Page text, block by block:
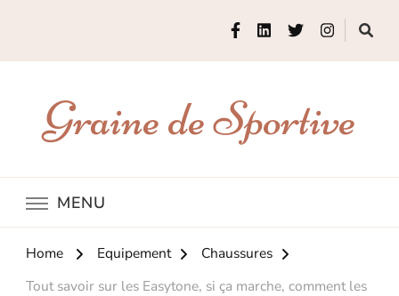
Graine de Sportive
MENU
Home Equipement
Chaussures
Tout savoir sur les Easytone, si ça marche, comment les